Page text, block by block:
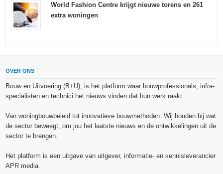
World Fashion Centre krijgt nieuwe torens en 261
extra woningen
OVER ONS
Bouw en Uitvoering (B+U), is het platform waar bouwprofessionals, infra-
specialisten en technici het nieuws vinden dat hun werk raakt.
Van woningbouwbeleid tot innovatieve bouwmethoden. Wij houden bij wat
de sector beweegt, om jou het laatste nieuws en de ontwikkelingen uit de
sector te brengen.
Het platform is een uitgave van uitgever, informatie- en kennisleverancier
APR media.